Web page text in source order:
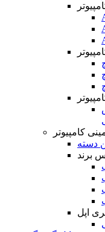
کامپیوتر
دسته
برند
اپل